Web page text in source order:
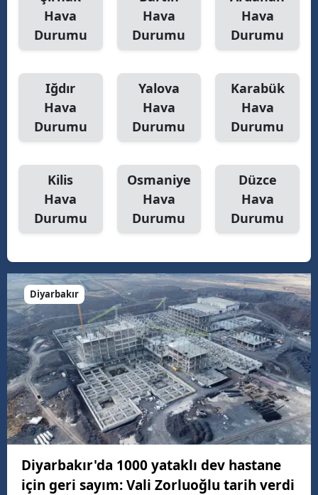
Hava
Durumu
Hava
Durumu
Hava
Durumu
Iğdır
Hava
Durumu
Yalova
Hava
Durumu
Karabük
Hava
Durumu
Kilis
Hava
Durumu
Osmaniye
Hava
Durumu
Düzce
Hava
Durumu
Diyarbakır
Diyarbakır'da 1000 yataklı dev hastane
için geri sayım: Vali Zorluoğlu tarih verdi